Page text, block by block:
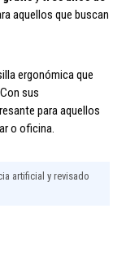
aquellos que buscan
ergonómica que
sus
para aquellos
o oficina.
artificial y revisado